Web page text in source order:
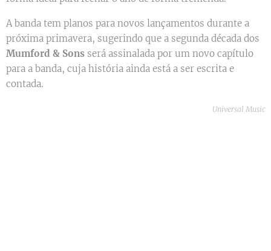
A banda tem planos para novos lançamentos durante a
próxima primavera, sugerindo que a segunda década dos
Mumford & Sons será assinalada por um novo capítulo
para a banda, cuja história ainda está a ser escrita e
contada.
Universal Music